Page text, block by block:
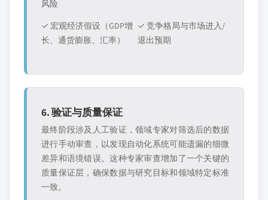
风险
✓ 宏观经济假设（GDP增
长、通货膨胀、汇率）
✓ 竞争格局与市场进入/
退出预期
6. 验证与质量保证
最终阶段涉及人工验证，领域专家对筛选后的数据
进行手动审查，以发现自动化系统可能遗漏的细微
差异和语境错误。这种专家审查增加了一个关键的
质量保证层，确保数据与研究目标和领域特定标准
一致。